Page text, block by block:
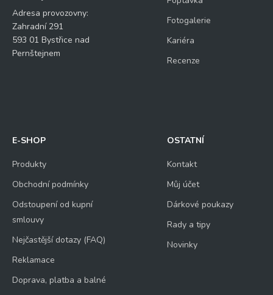
Adresa provozovny:
Zahradní 291
593 01 Bystřice nad
Pernštejnem
Fotogalerie
Kariéra
Recenze
E-SHOP
Produkty
Obchodní podmínky
Odstoupení od kupní
smlouvy
Nejčastější dotazy (FAQ)
Reklamace
Doprava, platba a balné
OSTATNÍ
Kontakt
Můj účet
Dárkové poukazy
Rady a tipy
Novinky